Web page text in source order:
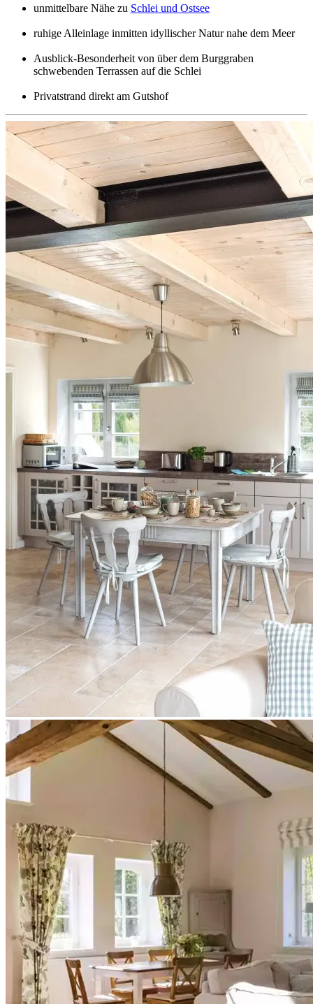
unmittelbare Nähe zu Schlei und Ostsee
ruhige Alleinlage inmitten idyllischer Natur nahe dem Meer
Ausblick-Besonderheit von über dem Burggraben
schwebenden Terrassen auf die Schlei
Privatstrand direkt am Gutshof